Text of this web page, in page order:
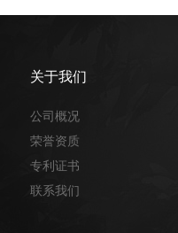
关于我们
公司概况
荣誉资质
专利证书
联系我们